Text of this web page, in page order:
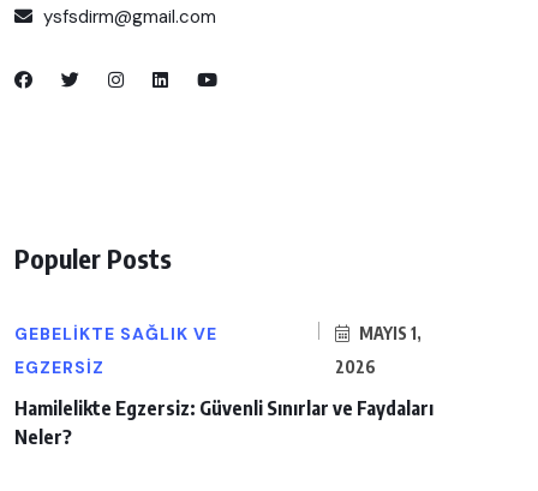
ysfsdirm@gmail.com
Populer Posts
GEBELIKTE SAĞLIK VE
EGZERSIZ
MAYIS 1,
2026
Hamilelikte Egzersiz: Güvenli Sınırlar ve Faydaları
Neler?